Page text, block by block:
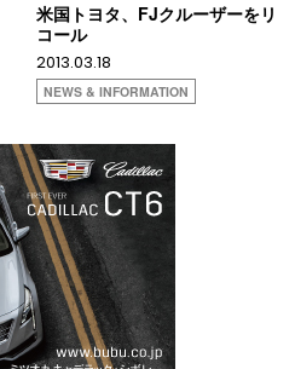
米国トヨタ、FJクルーザーをリ
コール
2013.03.18
NEWS & INFORMATION